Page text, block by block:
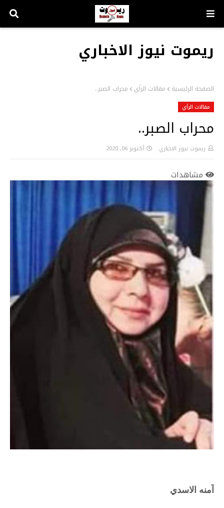
ريموت نيوز الاخباري
الصفحة الرئيسية مقالات الرأي محراب الصبر..
مقالات الرأي
محراب الصبر..
ريموت نيوز الاخباري أكتوبر 06, 2020
مشاهدات
آمنه الاسدي